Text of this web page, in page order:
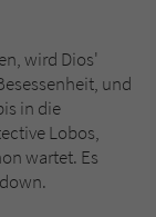
wird Dios'
und
in die
Lobos,
wartet. Es
dem
B. den
zu